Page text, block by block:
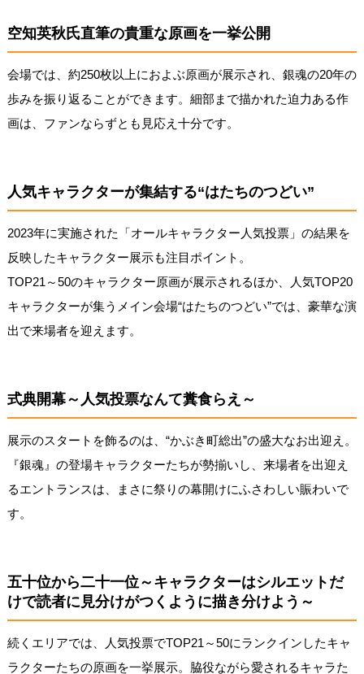
空知英秋氏直筆の貴重な原画を一挙公開
会場では、約250枚以上におよぶ原画が展示され、銀魂の20年の
歩みを振り返ることができます。細部まで描かれた迫力ある作
画は、ファンならずとも見応え十分です。
人気キャラクターが集結する“はたちのつどい”
2023年に実施された「オールキャラクター人気投票」の結果を
反映したキャラクター展示も注目ポイント。
TOP21～50のキャラクター原画が展示されるほか、人気TOP20
キャラクターが集うメイン会場“はたちのつどい”では、豪華な演
出で来場者を迎えます。
式典開幕～人気投票なんて糞食らえ～
展示のスタートを飾るのは、“かぶき町総出”の盛大なお出迎え。
『銀魂』の登場キャラクターたちが勢揃いし、来場者を出迎え
るエントランスは、まさに祭りの幕開けにふさわしい賑わいで
す。
五十位から二十一位～キャラクターはシルエットだ
けで読者に見分けがつくように描き分けよう～
続くエリアでは、人気投票でTOP21～50にランクインしたキャ
ラクターたちの原画を一挙展示。脇役ながら愛されるキャラた